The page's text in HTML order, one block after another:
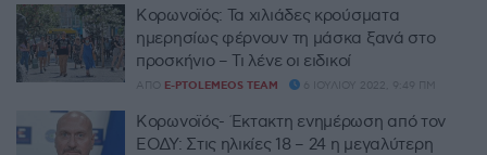
Κορωνοϊός: Τα χιλιάδες κρούσματα
ημερησίως φέρνουν τη μάσκα ξανά στο
προσκήνιο – Τι λένε οι ειδικοί
ΑΠΌ E-PTOLEMEOS TEAM 6 ΙΟΥΛΊΟΥ 2022, 9:49 ΠΜ
Κορωνοϊός- Έκτακτη ενημέρωση από τον
ΕΟΔΥ: Στις ηλικίες 18 – 24 η μεγαλύτερη